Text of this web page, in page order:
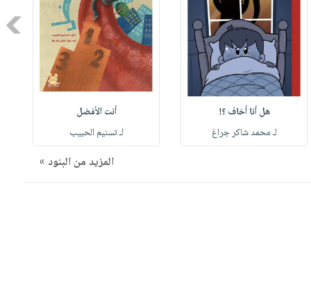
هل أنا أخاف ؟!
لـ محمد شاكر جراغ
أنت الأفضل
لـ تسنيم الحبيب
المزيد من البنود »